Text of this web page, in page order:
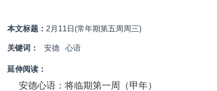
本文标题： 2月11日(常年期第五周周三)
关键词： 安德 心语
延伸阅读：
安德心语：将临期第一周（甲年）